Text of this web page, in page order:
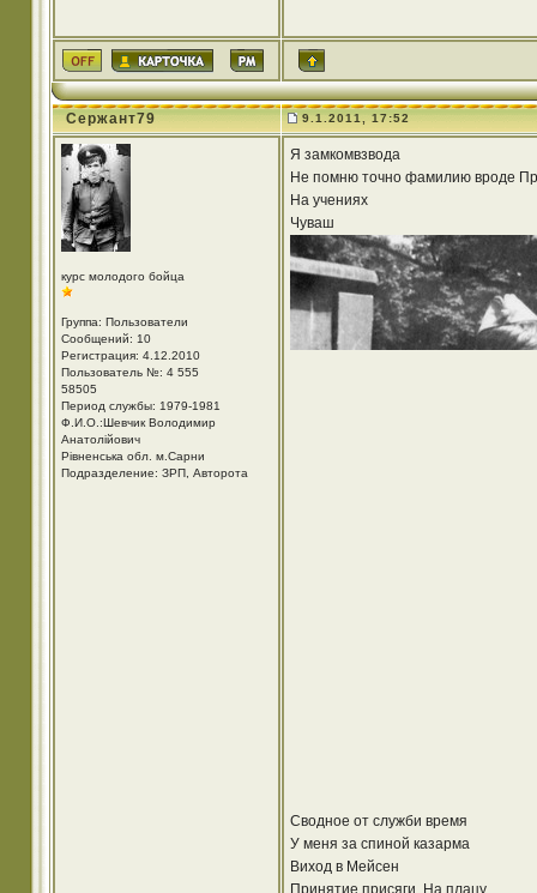
Сержант79 9.1.2011, 17:52
курс молодого бойца
Группа: Пользователи
Сообщений: 10
Регистрация: 4.12.2010
Пользователь №: 4 555
58505
Период службы: 1979-1981
Ф.И.О.:Шевчик Володимир
Анатолійович
Рівненська обл. м.Сарни
Подразделение: ЗРП, Авторота
Я замкомвзвода
Не помню точно фамилию вроде
На учениях
Чуваш
Сводное от служби время
У меня за спиной казарма
Виход в Мейсен
Принятие присяги. На плацу